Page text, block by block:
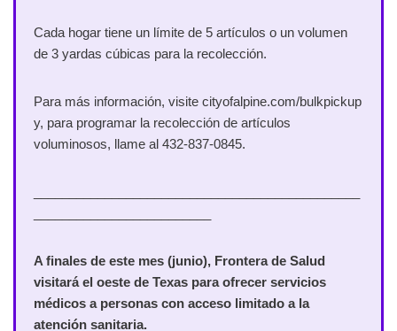
Cada hogar tiene un límite de 5 artículos o un volumen
de 3 yardas cúbicas para la recolección.
Para más información, visite cityofalpine.com/bulkpickup
y, para programar la recolección de artículos
voluminosos, llame al 432-837-0845.
A finales de este mes (junio), Frontera de Salud
visitará el oeste de Texas para ofrecer servicios
médicos a personas con acceso limitado a la
atención sanitaria.